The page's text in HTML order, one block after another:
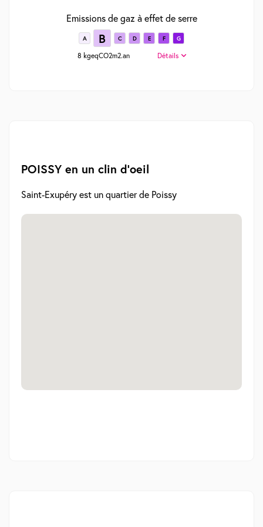
Emissions de gaz à effet de serre
A B C D E F G
8 kgeqCO2m2.an Détails
POISSY en un clin d'oeil
Saint-Exupéry est un quartier de Poissy